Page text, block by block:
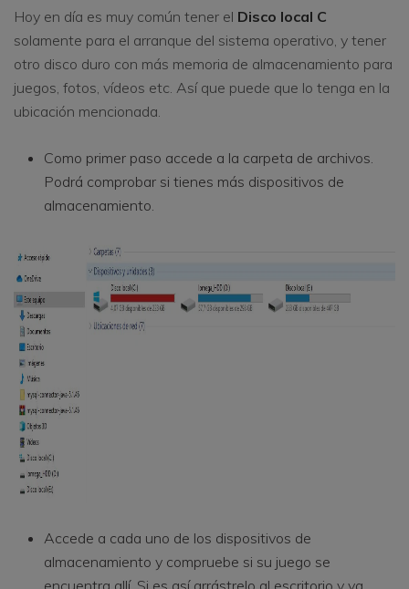
Hoy en día es muy común tener el Disco local C
solamente para el arranque del sistema operativo, y tener
otro disco duro con más memoria de almacenamiento para
juegos, fotos, vídeos etc. Así que puede que lo tenga en la
ubicación mencionada.
Como primer paso accede a la carpeta de archivos.
Podrá comprobar si tienes más dispositivos de
almacenamiento.
Accede a cada uno de los dispositivos de
almacenamiento y compruebe si su juego se
encuentra allí. Si es así arrástrelo al escritorio y ya